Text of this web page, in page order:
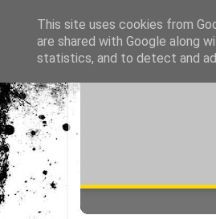
This site uses cookies from
are shared with Google along
statistics, and to detect and